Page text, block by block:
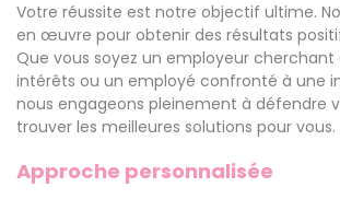
Votre réussite est notre objectif ultime.
en œuvre pour obtenir des résultats
Que vous soyez un employeur cherchant
intérêts ou un employé confronté à une
nous engageons pleinement à défendre
trouver les meilleures solutions pour vous.
Approche personnalisée